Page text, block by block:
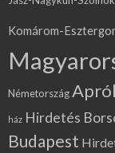
Komárom-
Németország
ház Hirdetés
Budapest